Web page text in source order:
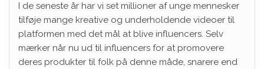
I de seneste år har vi set millioner af unge mennesker
tilføje mange kreative og underholdende videoer til
platformen med det mål at blive influencers. Selv
mærker når nu ud til influencers for at promovere
deres produkter til folk på denne måde, snarere end